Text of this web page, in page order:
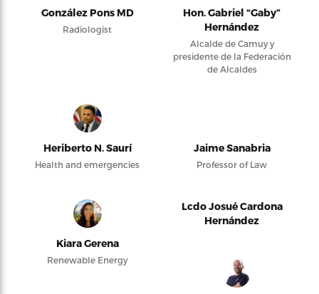
González Pons MD
Radiologist
Hon. Gabriel “Gaby”
Hernández
Alcalde de Camuy y
presidente de la Federación
de Alcaldes
Heriberto N. Saurí
Health and emergencies
Jaime Sanabria
Professor of Law
Kiara Gerena
Renewable Energy
Lcdo Josué Cardona
Hernández